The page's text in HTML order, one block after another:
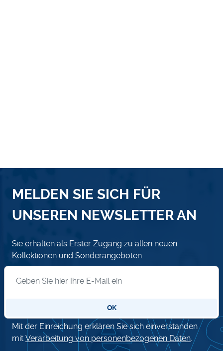
MELDEN SIE SICH FÜR
UNSEREN NEWSLETTER AN
Sie erhalten als Erster Zugang zu allen neuen
Kollektionen und Sonderangeboten.
OK
Mit der Einreichung erklären Sie sich einverstanden
mit Verarbeitung von personenbezogenen Daten.